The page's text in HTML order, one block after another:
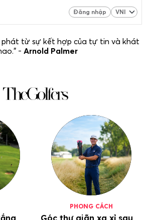
Đăng nhập
từ sự kết hợp của tự tin và khát
- Arnold Palmer
PHONG CÁCH
Góc thư giãn xa xỉ sau